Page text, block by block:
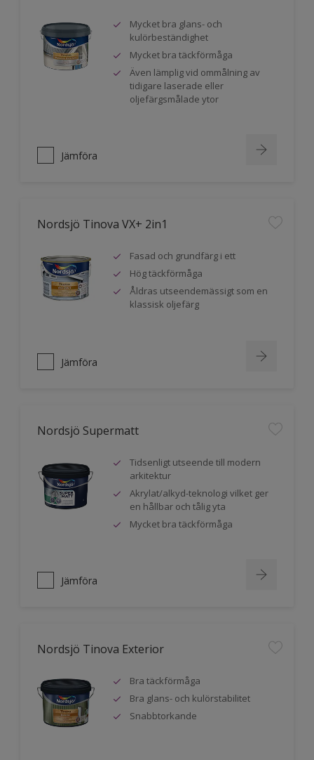
Mycket bra glans- och
kulörbeständighet
Mycket bra täckförmåga
Även lämplig vid ommålning av
tidigare laserade eller
oljefärgsmålade ytor
Jämföra
Nordsjö Tinova VX+ 2in1
Fasad och grundfärg i ett
Hög täckförmåga
Åldras utseendemässigt som en
klassisk oljefärg
Jämföra
Nordsjö Supermatt
Tidsenligt utseende till modern
arkitektur
Akrylat/alkyd-teknologi vilket ger
en hållbar och tålig yta
Mycket bra täckförmåga
Jämföra
Nordsjö Tinova Exterior
Bra täckförmåga
Bra glans- och kulörstabilitet
Snabbtorkande